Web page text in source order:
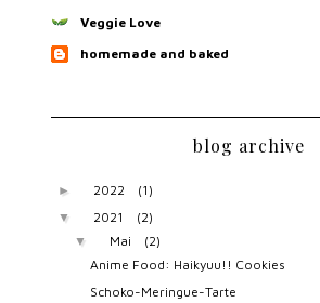
Veggie Love
homemade and baked
blog archive
► 2022 (1)
▼ 2021 (2)
▼ Mai
(2)
Anime Food: Haikyuu!! Cookies
Schoko-Meringue-Tarte